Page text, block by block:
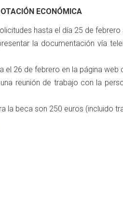
ECONÓMICA
hasta el día 25 de febrero
la documentación vía
el 26 de febrero en la página web
reunión de trabajo con la
la beca son 250 euros (incluido